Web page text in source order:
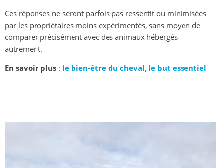
Ces réponses ne seront parfois pas ressentit ou minimisées
par les propriétaires moins expérimentés, sans moyen de
comparer précisément avec des animaux hébergés
autrement.
En savoir plus : le bien-être du cheval, le but essentiel